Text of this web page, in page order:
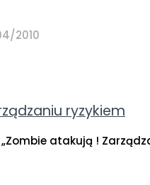
2010
ryzykiem
atakują !